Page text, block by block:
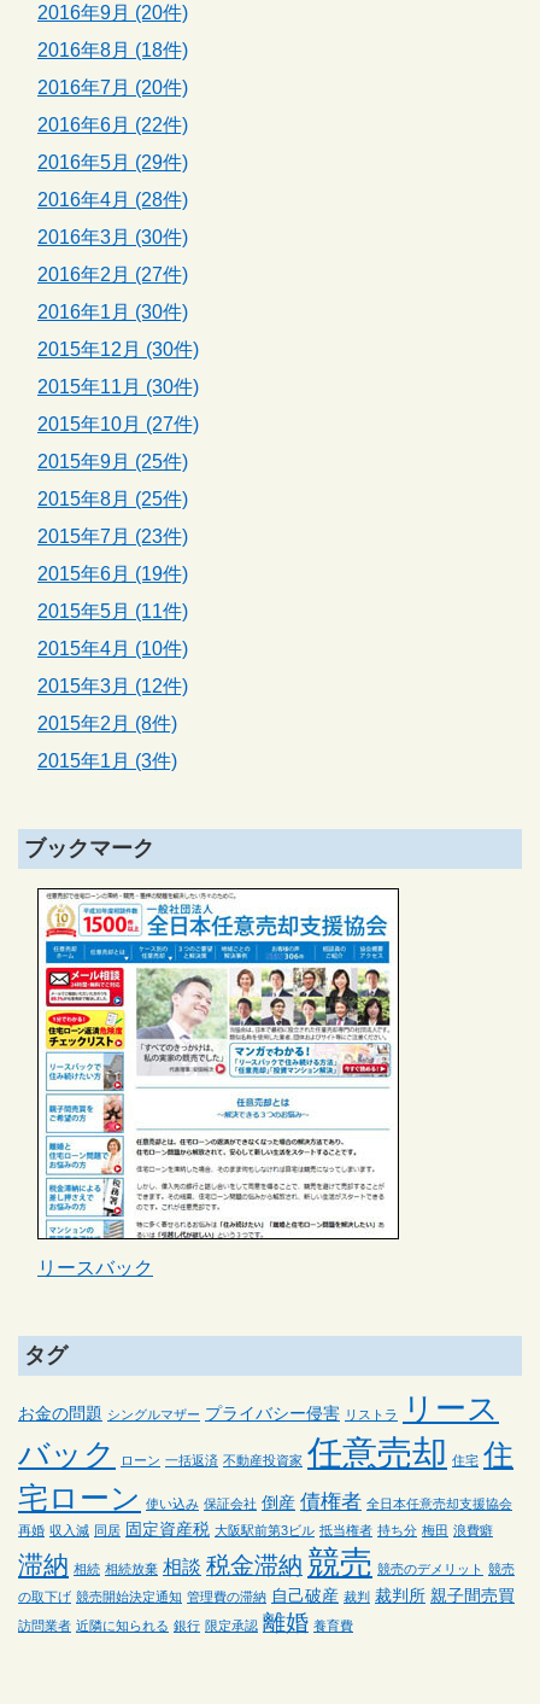
2016年9月 (20件)
2016年8月 (18件)
2016年7月 (20件)
2016年6月 (22件)
2016年5月 (29件)
2016年4月 (28件)
2016年3月 (30件)
2016年2月 (27件)
2016年1月 (30件)
2015年12月 (30件)
2015年11月 (30件)
2015年10月 (27件)
2015年9月 (25件)
2015年8月 (25件)
2015年7月 (23件)
2015年6月 (19件)
2015年5月 (11件)
2015年4月 (10件)
2015年3月 (12件)
2015年2月 (8件)
2015年1月 (3件)
ブックマーク
リースバック
タグ
お金の問題 シングルマザー プライバシー侵害 リストラ
リース
バック
ローン 一括返済 不動産投資家 任意売却 住宅 住
宅ローン 使い込み 保証会社 倒産 債権者 全日本任意売却支援協会
再婚 収入減 同居 固定資産税 大阪駅前第3ビル 抵当権者 持ち分 梅田 浪費癖
滞納 相続 相続放棄 相談 税金滞納 競売 競売のデメリット 競売
の取下げ 競売開始決定通知 管理費の滞納 自己破産 裁判 裁判所 親子間売買
訪問業者 近隣に知られる 銀行 限定承認 離婚 養育費